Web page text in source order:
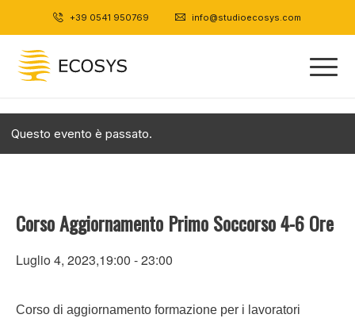
+39 0541 950769 info@studioecosys.com
Questo evento è passato.
Corso Aggiornamento Primo Soccorso 4-6 Ore
Luglio 4, 2023,19:00 -23:00
Corso di aggiornamento formazione per i lavoratori